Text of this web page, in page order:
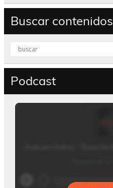
Buscar contenidos
Podcast